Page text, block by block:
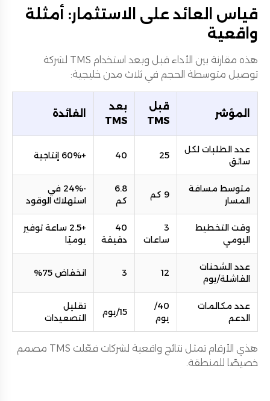
قياس العائد على الاستثمار: أمثلة
واقعية
هذه مقارنة بين الأداء قبل وبعد استخدام TMS لشركة
توصيل متوسطة الحجم في ثلاث مدن خليجية:
المؤشر
قبل
TMS
بعد
TMS
الفائدة
عدد الطلبات لكل
سائق
25
40 +60% إنتاجية
متوسط مسافة
المسار
9 كم
6.8
كم
-24% في
استهلاك الوقود
وقت التخطيط
اليومي
3
ساعات
40
دقيقة
+2.5 ساعة توفير
يوميًا
عدد الشحنات
الفاشلة/يوم
12
3 انخفاض 75%
عدد مكالمات
الدعم
40/
يوم
15/يوم
تقليل
التصعيدات
هذي الأرقام تمثل نتائج واقعية لشركات فعّلت TMS مصمم
خصيصًا للمنطقة.